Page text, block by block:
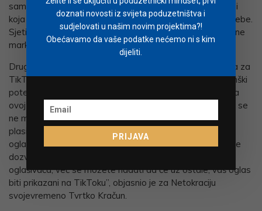
sama mreža neće biti toliko zanimljiva jer je riječ o skupini
koja nema platežne moći. No nemojte zavaravati sami sebe.
Sjetite se, koliko često vaši klinci sami zapravo biraju robne
marke koje zatim plaćate vi sami.
Drugim riječima, ostavite dio svog marketinškog budžeta za
TikTok, jer ova aplikacija sa sobom donosi veliki marketinški
potencijal. Da se razumijemo, mogućnosti oglašavanja na
ovoj društvenoj mreži tek su u začetku, no to ne znači da se
ne možete promovirati. “Jedino kako trenutno možete
plasirati plaćeni oglas na TikToku je putem Facebook
oglašavanja i to kroz Audience Network. No, Facebook ne
dozvoljava odabir konkretne platforme u svojoj mreži
oglašivača, već se možete nadati da će uz ostale, vaš oglas
biti prikazani na TikToku”, objasnio je za Netokraciju
svojevremeno Tvrtko Kračun.
doznati novosti iz svijeta poduzetništva i
sudjelovati u našim novim projektima?!
Obećavamo da vaše podatke nećemo ni s kim
dijeliti.
PRIJAVA